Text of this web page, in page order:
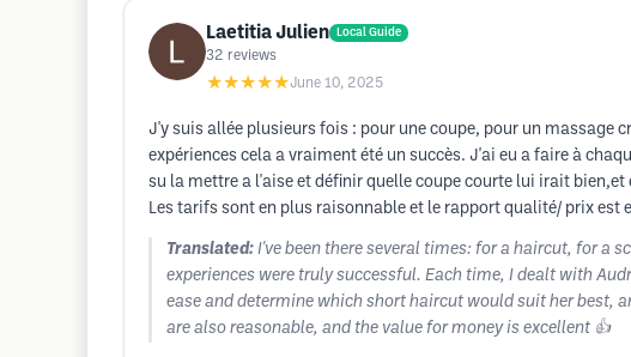
Laetitia Julien Local Guide
32 reviews
★★★★★June 10, 2025
J'y suis allée plusieurs fois : pour une coupe, pour un massage
expériences cela a vraiment été un succès. J'ai eu a faire à
su la mettre a l'aise et définir quelle coupe courte lui irait
Les tarifs sont en plus raisonnable et le rapport qualité/ prix est
Translated: I've been there several times: for a haircut, for a
experiences were truly successful. Each time, I dealt with
ease and determine which short haircut would suit her best,
are also reasonable, and the value for money is excellent 👍